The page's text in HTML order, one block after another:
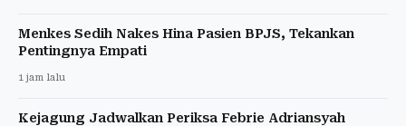
Menkes Sedih Nakes Hina Pasien BPJS, Tekankan
Pentingnya Empati
1 jam lalu
Kejagung Jadwalkan Periksa Febrie Adriansyah